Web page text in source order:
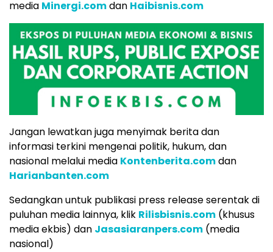
media Minergi.comdan Haibisnis.com
Jangan lewatkan juga menyimak berita dan
informasi terkini mengenai politik, hukum, dan
nasional melalui media Kontenberita.comdan
Harianbanten.com
Sedangkan untuk publikasi press release serentak di
puluhan media lainnya, klik Rilisbisnis.com (khusus
media ekbis) dan Jasasiaranpers.com (media
nasional)